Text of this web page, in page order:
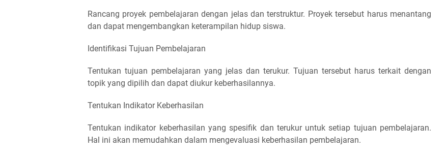
Rancang proyek pembelajaran dengan jelas dan terstruktur. Proyek tersebut harus menantang
dan dapat mengembangkan keterampilan hidup siswa.
Identifikasi Tujuan Pembelajaran
Tentukan tujuan pembelajaran yang jelas dan terukur. Tujuan tersebut harus terkait dengan
topik yang dipilih dan dapat diukur keberhasilannya.
Tentukan Indikator Keberhasilan
Tentukan indikator keberhasilan yang spesifik dan terukur untuk setiap tujuan pembelajaran.
Hal ini akan memudahkan dalam mengevaluasi keberhasilan pembelajaran.